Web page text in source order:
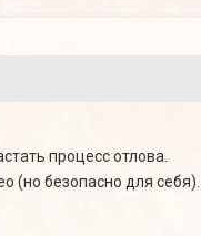
процесс отлова.
безопасно для